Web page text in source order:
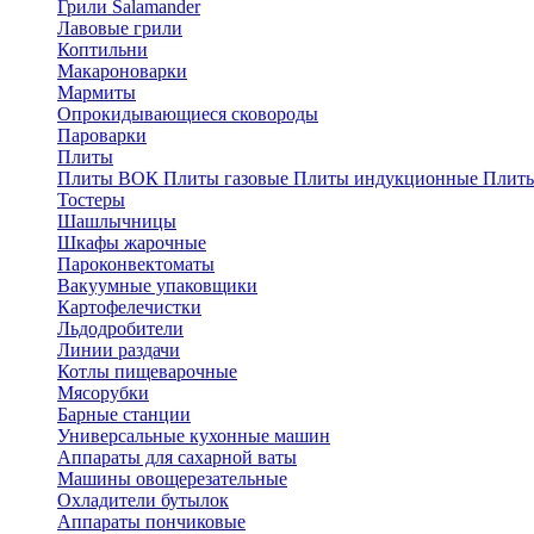
Грили Salamander
Лавовые грили
Коптильни
Макароноварки
Мармиты
Опрокидывающиеся сковороды
Пароварки
Плиты
Плиты ВОК Плиты газовые Плиты индукционные
Тостеры
Шашлычницы
Шкафы жарочные
Пароконвектоматы
Вакуумные упаковщики
Картофелечистки
Льдодробители
Линии раздачи
Котлы пищеварочные
Мясорубки
Барные станции
Универсальные кухонные машин
Аппараты для сахарной ваты
Машины овощерезательные
Охладители бутылок
Аппараты пончиковые